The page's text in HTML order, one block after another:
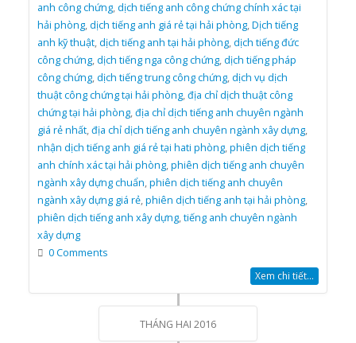
anh công chứng,dịch tiếng anh công chứng chính xác tại
hải phòng,dịch tiếng anh giá rẻ tại hải phòng,Dịch tiếng
anh kỹ thuật,dịch tiếng anh tại hải phòng,dịch tiếng đức
công chứng,dịch tiếng nga công chứng,dịch tiếng pháp
công chứng,dịch tiếng trung công chứng,dịch vụ dịch
thuật công chứng tại hải phòng,địa chỉ dịch thuật công
chứng tại hải phòng,địa chỉ dịch tiếng anh chuyên ngành
giá rẻ nhất,địa chỉ dịch tiếng anh chuyên ngành xây dựng,
nhận dịch tiếng anh giá rẻ tại hati phòng,phiên dịch tiếng
anh chính xác tại hải phòng,phiên dịch tiếng anh chuyên
ngành xây dựng chuẩn,phiên dịch tiếng anh chuyên
ngành xây dựng giá rẻ,phiên dịch tiếng anh tại hải phòng,
phiên dịch tiếng anh xây dựng,tiếng anh chuyên ngành
xây dựng
0 Comments
Xem chi tiết...
THÁNG HAI 2016